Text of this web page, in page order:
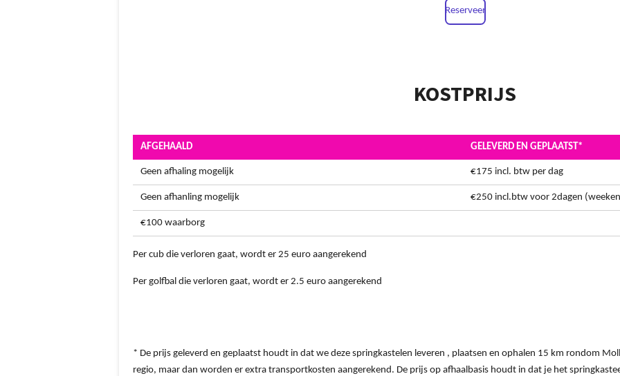
Reserveer
KOSTPRIJS
AFGEHAALD GELEVERD EN GEPLAATST*
Geen afhaling mogelijk €175 incl. btw per dag
Geen afhanling mogelijk €250 incl.btw voor 2dagen
€100 waarborg
Per cub die verloren gaat, wordt er 25 euro aangerekend
Per golfbal die verloren gaat, wordt er 2.5 euro aangerekend
* De prijs geleverd en geplaatst houdt in dat we deze springkastelen leveren , plaatsen en ophalen 15 km rondom
regio, maar dan worden er extra transportkosten aangerekend. De prijs op afhaalbasis houdt in dat je het